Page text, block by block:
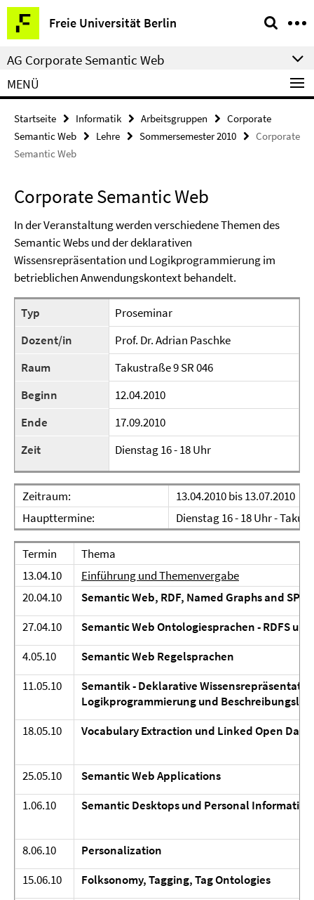
Springe
direkt
zu
Inhalt
Freie Universität Berlin
Service-
Navigation
AG Corporate Semantic Web
MENÜ
Startseite Informatik Arbeitsgruppen
Corporate
Semantic Web
Lehre Sommersemester 2010
Corporate
Semantic Web
Corporate Semantic Web
In der Veranstaltung werden verschiedene Themen des
Semantic Webs und der deklarativen
Wissensrepräsentation und Logikprogrammierung im
betrieblichen Anwendungskontext behandelt.
Typ
Proseminar
Dozent/in
Prof. Dr. Adrian Paschke
Raum
Takustraße 9 SR 046
Beginn
12.04.2010
Ende
17.09.2010
Zeit
Dienstag 16 - 18 Uhr
Zeitraum:
13.04.2010 bis 13.07.2010
Haupttermine:
Dienstag 16 - 18 Uhr -
Termin
Thema
13.04.10
Einführung und Themenvergabe
20.04.10
Semantic Web, RDF, Named Graphs and
27.04.10
Semantic Web Ontologiesprachen - RDFS und
4.05.10
Semantic Web Regelsprachen
11.05.10
Semantik - Deklarative
Logikprogrammierung und
18.05.10
Vocabulary Extraction und Linked Open Data
25.05.10
Semantic Web Applications
1.06.10
Semantic Desktops und Personal
8.06.10
Personalization
15.06.10
Folksonomy, Tagging, Tag Ontologies